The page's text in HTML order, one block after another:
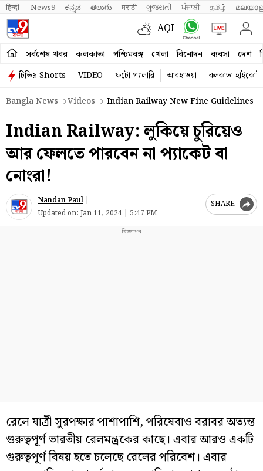
हिन्दी News9 ಕನ್ನಡ తెలుగు मराठी ગુજરાતી ਪੰਜਾਬੀ தமிழ்
AQI
সর্বশেষ খবর কলকাতা পশ্চিমবঙ্গ খেলা বিনোদন ব্যবসা দেশ
টিভি৯ Shorts VIDEO ফটো গ্যালারি আবহাওয়া
কলকাতা হাইকোর্ট
Bangla News
Videos Indian Railway New Fine Guidelines
Indian Railway: লুকিয়ে চুরিয়েও
আর ফেলতে পারবেন না প্যাকেট বা
নোংরা!
Nandan Paul |
Updated on: Jan 11, 2024 | 5:47 PM
SHARE
রেলে যাত্রী সুরপক্ষার পাশাপাশি, পরিষেবাও বরাবর অত্যন্ত
গুরুত্বপূর্ণ ভারতীয় রেলমন্ত্রকের কাছে। এবার আরও একটি
গুরুত্বপূর্ণ বিষয় হতে চলেছে রেলের পরিবেশ। এবার